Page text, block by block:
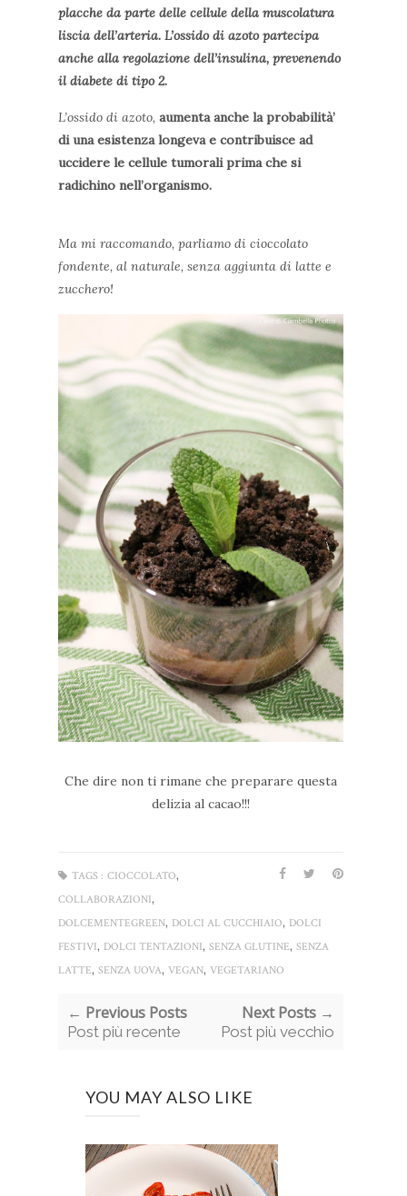
placche da parte delle cellule della muscolatura
liscia dell’arteria. L’ossido di azoto partecipa
anche alla regolazione dell’insulina, prevenendo
il diabete di tipo 2.
L’ossido di azoto, aumenta anche la probabilità’
di una esistenza longeva e contribuisce ad
uccidere le cellule tumorali prima che si
radichino nell’organismo.
Ma mi raccomando, parliamo di cioccolato
fondente, al naturale, senza aggiunta di latte e
zucchero!
Che dire non ti rimane che preparare questa
delizia al cacao!!!
TAGS : CIOCCOLATO,
COLLABORAZIONI,
DOLCEMENTEGREEN, DOLCI AL CUCCHIAIO, DOLCI
FESTIVI, DOLCI TENTAZIONI, SENZA GLUTINE, SENZA
LATTE, SENZA UOVA, VEGAN, VEGETARIANO
← Previous Posts
Post più recente
Next Posts →
Post più vecchio
YOU MAY ALSO LIKE